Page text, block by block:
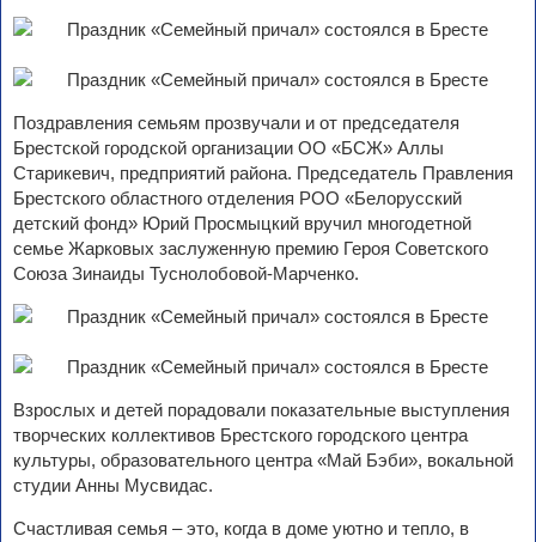
Поздравления семьям прозвучали и от председателя
Брестской городской организации ОО «БСЖ» Аллы
Старикевич, предприятий района. Председатель Правления
Брестского областного отделения РОО «Белорусский
детский фонд» Юрий Просмыцкий вручил многодетной
семье Жарковых заслуженную премию Героя Советского
Союза Зинаиды Туснолобовой-Марченко.
Взрослых и детей порадовали показательные выступления
творческих коллективов Брестского городского центра
культуры, образовательного центра «Май Бэби», вокальной
студии Анны Мусвидас.
Счастливая семья – это, когда в доме уютно и тепло, в